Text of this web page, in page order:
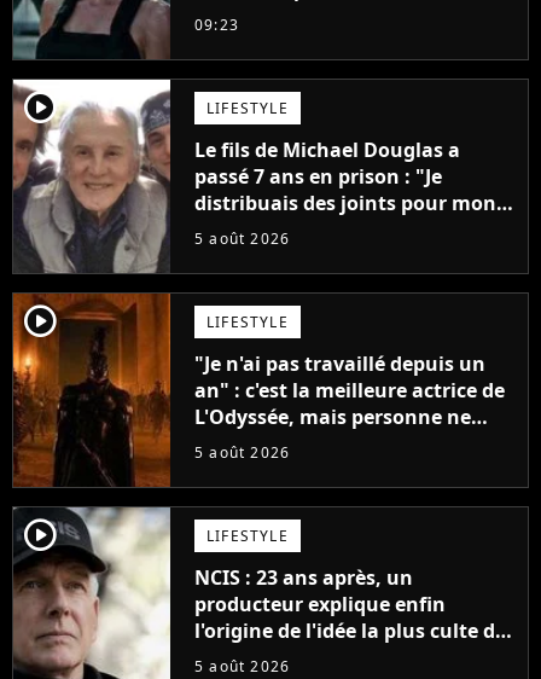
meilleurs des années 2010
09:23
player2 LIFESTYLE
Le fils de Michael Douglas a
passé 7 ans en prison : "Je
distribuais des joints pour mon
père"
5 août 2026
player2 LIFESTYLE
"Je n'ai pas travaillé depuis un
an" : c'est la meilleure actrice de
L'Odyssée, mais personne ne
veut lui donner de rôle au
5 août 2026
player2 LIFESTYLE
NCIS : 23 ans après, un
producteur explique enfin
l'origine de l'idée la plus culte de
la série (et on ne parle pas du
5 août 2026